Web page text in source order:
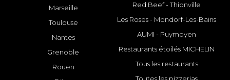
Marseille
Toulouse
Nantes
Grenoble
Rouen
Red Beef - Thionville
Les Roses - Mondorf-Les-Bains
AUMI - Puymoyen
Restaurants étoilés MICHELIN
Tous les restaurants